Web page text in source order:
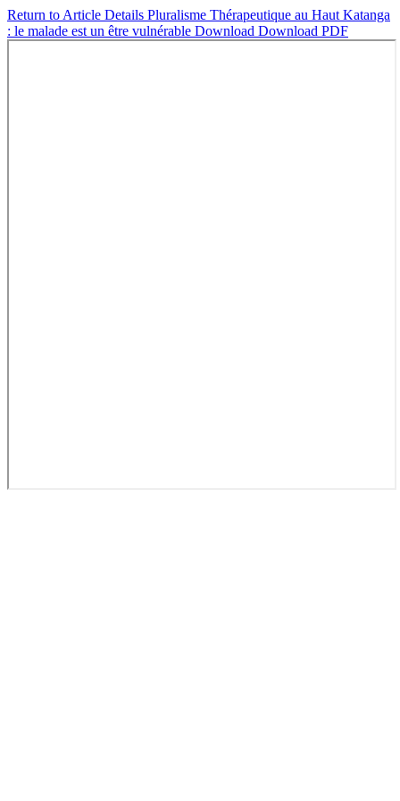
Return to Article Details Pluralisme Thérapeutique au Haut Katanga
: le malade est un être vulnérable Download Download PDF